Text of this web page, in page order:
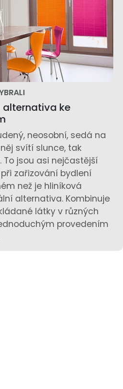
alternativa ke
neosobní, sedá na
svítí slunce, tak
jsou asi nejčastější
zařizování bydlení
než je hliníková
alternativa. Kombinuje
látky v různých
provedením